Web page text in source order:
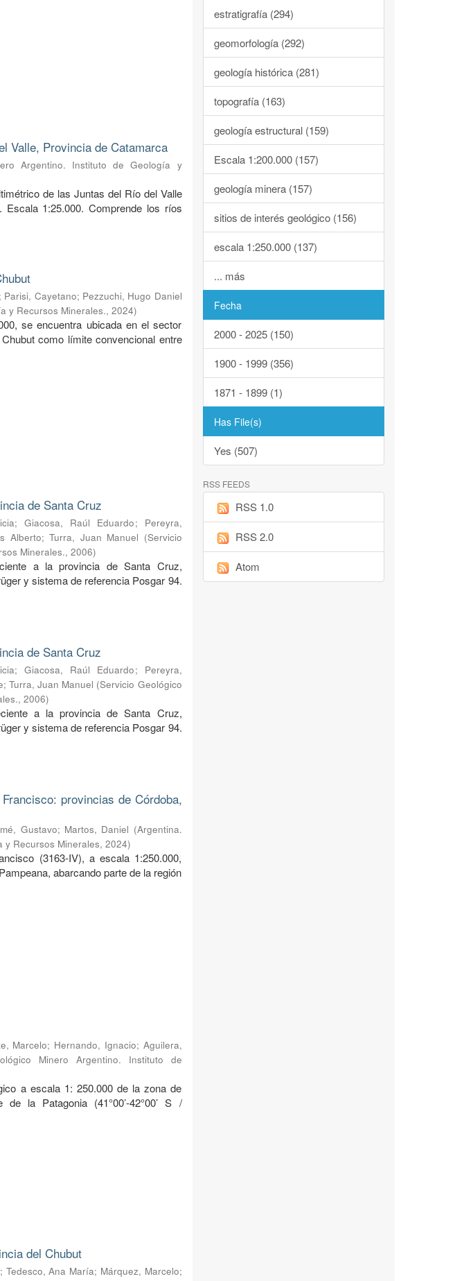
Valle, Provincia de Catamarca
Argentino. Instituto de Geología y
de las Juntas del Río del Valle
1:25.000. Comprende los ríos
; Parisi, Cayetano; Pezzuchi, Hugo Daniel
y Recursos Minerales.,2024)
se encuentra ubicada en el sector
como límite convencional entre
de Santa Cruz
;Giacosa, Raúl Eduardo; Pereyra,
Alberto;Turra, Juan Manuel (Servicio
Minerales.,2006)
a la provincia de Santa Cruz,
y sistema de referencia Posgar 94.
de Santa Cruz
;Giacosa, Raúl Eduardo; Pereyra,
;Turra, Juan Manuel (Servicio Geológico
,2006)
a la provincia de Santa Cruz,
y sistema de referencia Posgar 94.
provincias de Córdoba,
Gustavo; Martos, Daniel (Argentina.
y Recursos Minerales,2024)
(3163-IV), a escala 1:250.000,
abarcando parte de la región
Marcelo; Hernando, Ignacio; Aguilera,
Minero Argentino. Instituto de
a escala 1: 250.000 de la zona de
la Patagonia (41°00’-42°00’ S /
del Chubut
; Tedesco, Ana María; Márquez, Marcelo;
estratigrafía (294)
geomorfología (292)
geología histórica (281)
topografía (163)
geología estructural (159)
Escala 1:200.000 (157)
geología minera (157)
sitios de interés geológico (156)
escala 1:250.000 (137)
... más
Fecha
2000 - 2025 (150)
1900 - 1999 (356)
1871 - 1899 (1)
Has File(s)
Yes (507)
RSS FEEDS
RSS 1.0
RSS 2.0
Atom